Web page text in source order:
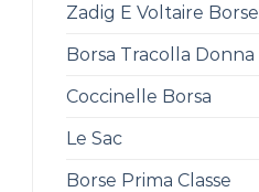
Zadig E Voltaire Borse
Borsa Tracolla Donna
Coccinelle Borsa
Le Sac
Borse Prima Classe